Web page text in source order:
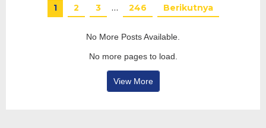
1 2 3 … 246 Berikutnya
No More Posts Available.
No more pages to load.
View More